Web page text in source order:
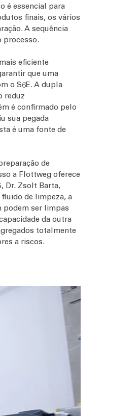
é essencial para
finais, os vários
A sequência
processo.
eficiente
que uma
o S6E. A dupla
reduz
é confirmado pelo
sua pegada
é uma fonte de
de
a Flottweg oferece
Dr. Zsolt Barta,
de limpeza, a
podem ser limpas
da outra
totalmente
a riscos.